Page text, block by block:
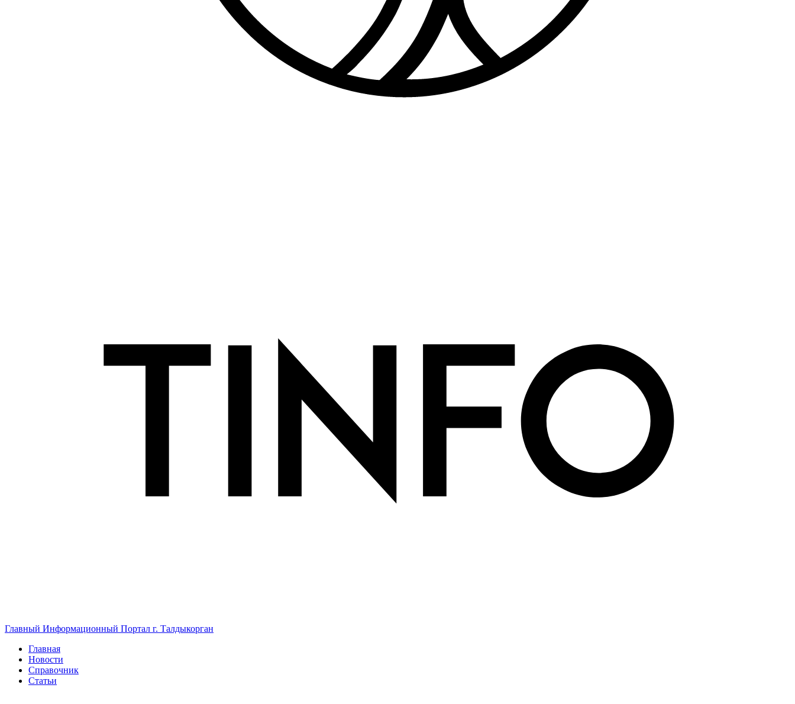
Главный Информационный Портал г. Талдыкорган
Главная
Новости
Справочник
Статьи